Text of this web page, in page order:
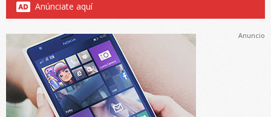
Anúnciate aquí
Anuncio